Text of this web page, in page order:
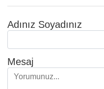
Adınız Soyadınız
Mesaj